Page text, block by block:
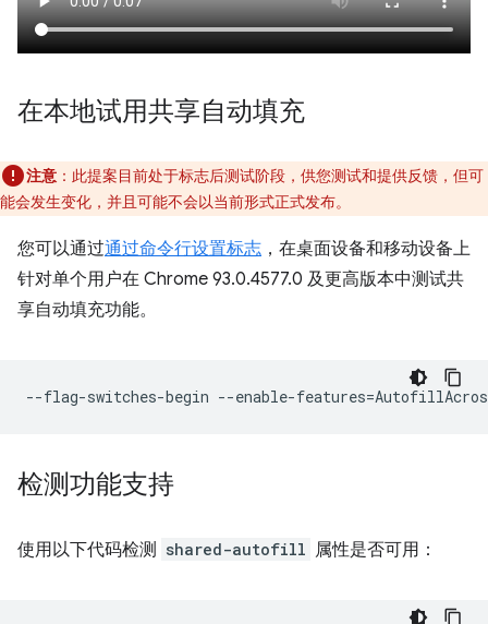
在本地试用共享自动填充
注意 ：此提案目前处于标志后测试阶段，供您测试和提供反馈，但可
能会发生变化，并且可能不会以当前形式正式发布。
您可以通过通过命令行设置标志 ，在桌面设备和移动设备上
针对单个用户在 Chrome 93.0.4577.0 及更高版本中测试共
享自动填充功能。
--flag-switches-begin --enable-features=
检测功能支持
使用以下代码检测 shared-autofill 属性是否可用：